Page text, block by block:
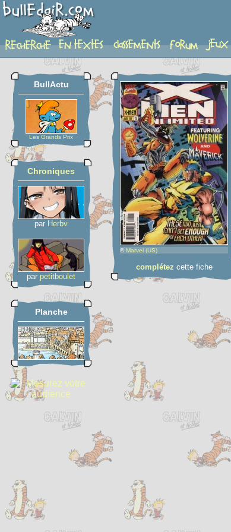
album
BullActu
Les Grands Prix
Chroniques
par Herbv
par petitboulet
Planche
© Marvel (US)
complétez cette fiche